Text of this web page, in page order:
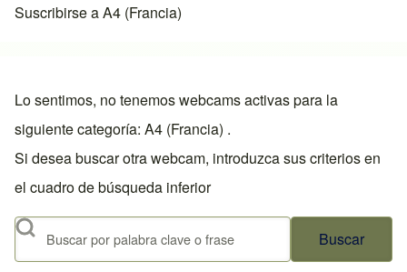
Suscribirse a A4 (Francia)
Lo sentimos, no tenemos webcams activas para la
siguiente categoría: A4 (Francia) .
Si desea buscar otra webcam, introduzca sus criterios en
el cuadro de búsqueda inferior
Buscar